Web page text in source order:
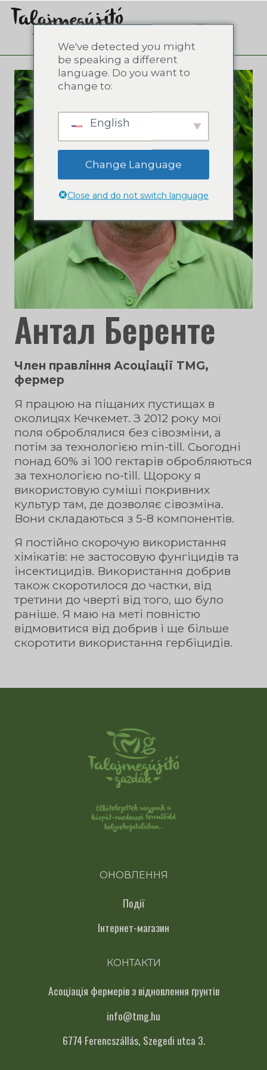
Антал Беренте
Член правління Асоціації TMG,
фермер
Я працюю на піщаних пустищах в
околицях Кечкемет. З 2012 року мої
поля оброблялися без сівозміни, а
потім за технологією min-till. Сьогодні
понад 60% зі 100 гектарів обробляються
за технологією no-till. Щороку я
використовую суміші покривних
культур там, де дозволяє сівозміна.
Вони складаються з 5-8 компонентів.
Я постійно скорочую використання
хімікатів: не застосовую фунгіцидів та
інсектицидів. Використання добрив
також скоротилося до частки, від
третини до чверті від того, що було
раніше. Я маю на меті повністю
відмовитися від добрив і ще більше
скоротити використання гербіцидів.
ОНОВЛЕННЯ
Події
Інтернет-магазин
КОНТАКТИ
Асоціація фермерів з відновлення ґрунтів
info@tmg.hu
6774 Ferencszállás, Szegedi utca 3.
We've detected you might
be speaking a different
language. Do you want to
change to:
English
Change Language
Close and do not switch language